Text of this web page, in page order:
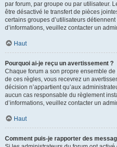
par forum, par groupe ou par utilisateur.
être désactivé le transfert de pièces
certains groupes d’utilisateurs
d’informations, veuillez contacter un
Haut
Pourquoi ai-je reçu un avertissement ?
Chaque forum a son propre ensemble
de ces règles, vous recevrez un
décision n’appartient qu’aux
aucun cas responsable du règlement
d’informations, veuillez contacter un
Haut
Comment puis-je rapporter des